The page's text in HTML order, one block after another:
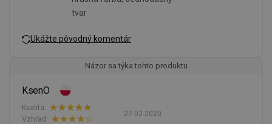
tvar
Ukážte pôvodný komentár
Názor sa týka tohto produktu
KsenO
27-02-2020
Kvalita:
Vzhľad: